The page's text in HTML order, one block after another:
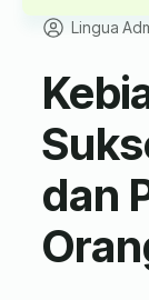
Lingua
dan